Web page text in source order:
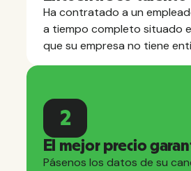
Ha contratado a un
a tiempo completo situado
que su empresa no tiene
2
El mejor precio
Pásenos los datos de su